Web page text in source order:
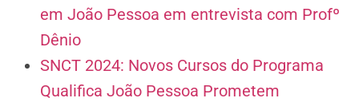
em João Pessoa em entrevista com Profº
Dênio
SNCT 2024: Novos Cursos do Programa
Qualifica João Pessoa Prometem